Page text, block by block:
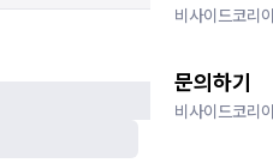
비사이드코리
문의하기
비사이드코리